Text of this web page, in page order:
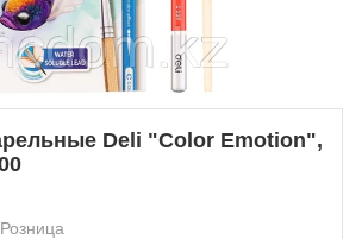
Deli "Color Emotion",
Розница